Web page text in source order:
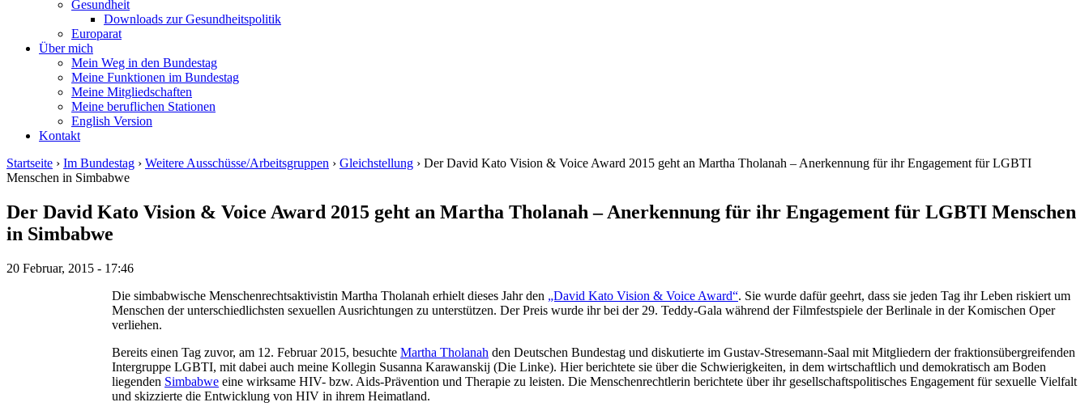
Gesundheit
Downloads zur Gesundheitspolitik
Europarat
Über mich
Mein Weg in den Bundestag
Meine Funktionen im Bundestag
Meine Mitgliedschaften
Meine beruflichen Stationen
English Version
Kontakt
Startseite › Im Bundestag › Weitere Ausschüsse/Arbeitsgruppen › Gleichstellung › Der David Kato Vision & Voice Award 2015 geht an Martha Tholanah – Anerkennung für ihr Engagement für LGBTI
Menschen in Simbabwe
Der David Kato Vision & Voice Award 2015 geht an Martha Tholanah – Anerkennung für ihr Engagement für LGBTI Menschen
in Simbabwe
20 Februar, 2015 - 17:46
Die simbabwische Menschenrechtsaktivistin Martha Tholanah erhielt dieses Jahr den „David Kato Vision & Voice Award“. Sie wurde dafür geehrt, dass sie jeden Tag ihr Leben riskiert um
Menschen der unterschiedlichsten sexuellen Ausrichtungen zu unterstützen. Der Preis wurde ihr bei der 29. Teddy-Gala während der Filmfestspiele der Berlinale in der Komischen Oper
verliehen.
Bereits einen Tag zuvor, am 12. Februar 2015, besuchte Martha Tholanah den Deutschen Bundestag und diskutierte im Gustav-Stresemann-Saal mit Mitgliedern der fraktionsübergreifenden
Intergruppe LGBTI, mit dabei auch meine Kollegin Susanna Karawanskij (Die Linke). Hier berichtete sie über die Schwierigkeiten, in dem wirtschaftlich und demokratisch am Boden
liegenden Simbabwe eine wirksame HIV- bzw. Aids-Prävention und Therapie zu leisten. Die Menschenrechtlerin berichtete über ihr gesellschaftspolitisches Engagement für sexuelle Vielfalt
und skizzierte die Entwicklung von HIV in ihrem Heimatland.